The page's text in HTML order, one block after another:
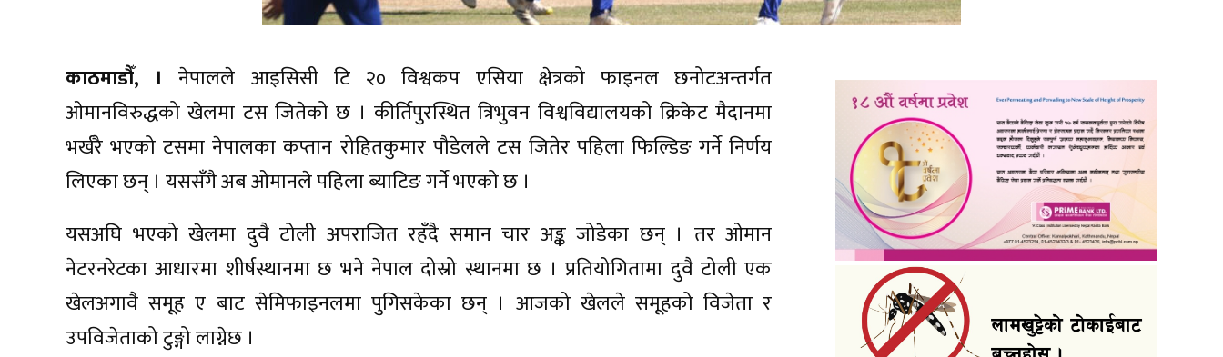
काठमाडौँ, । नेपालले आइसिसी टि २० विश्वकप एसिया क्षेत्रको फाइनल छनोटअन्तर्गत
ओमानविरुद्धको खेलमा टस जितेको छ । कीर्तिपुरस्थित त्रिभुवन विश्वविद्यालयको क्रिकेट मैदानमा
भर्खरै भएको टसमा नेपालका कप्तान रोहितकुमार पौडेलले टस जितेर पहिला फिल्डिङ गर्ने निर्णय
लिएका छन् । यससँगै अब ओमानले पहिला ब्याटिङ गर्ने भएको छ ।
यसअघि भएको खेलमा दुवै टोली अपराजित रहँदै समान चार अङ्क जोडेका छन् । तर ओमान
नेटरनरेटका आधारमा शीर्षस्थानमा छ भने नेपाल दोस्रो स्थानमा छ । प्रतियोगितामा दुवै टोली एक
खेलअगावै समूह ए बाट सेमिफाइनलमा पुगिसकेका छन् । आजको खेलले समूहको विजेता र
उपविजेताको टुङ्गो लाग्नेछ ।